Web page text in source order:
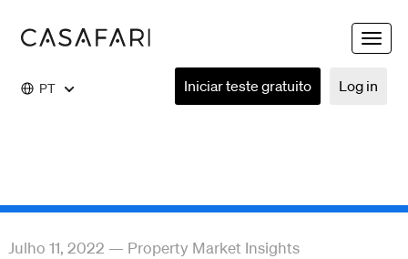
Toggle
PT Log in
Iniciar teste gratuito
Julho 11, 2022 — Property Market Insights